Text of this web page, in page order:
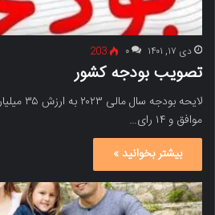
دی ۱۷, ۱۴۰۱ ۰ 203
تصویب بودجه کشور
موافق و ۱۴ رای…
بیشتر بخوانید »